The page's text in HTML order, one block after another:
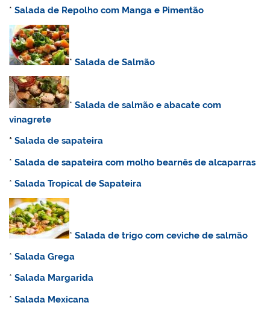
*Salada de Repolho com Manga e Pimentão
*Salada de Salmão
*Salada de salmão e abacate com
vinagrete
*Salada de sapateira
*Salada de sapateira com molho bearnês de alcaparras
*Salada Tropical de Sapateira
*Salada de trigo com ceviche de salmão
*Salada Grega
*Salada Margarida
*Salada Mexicana